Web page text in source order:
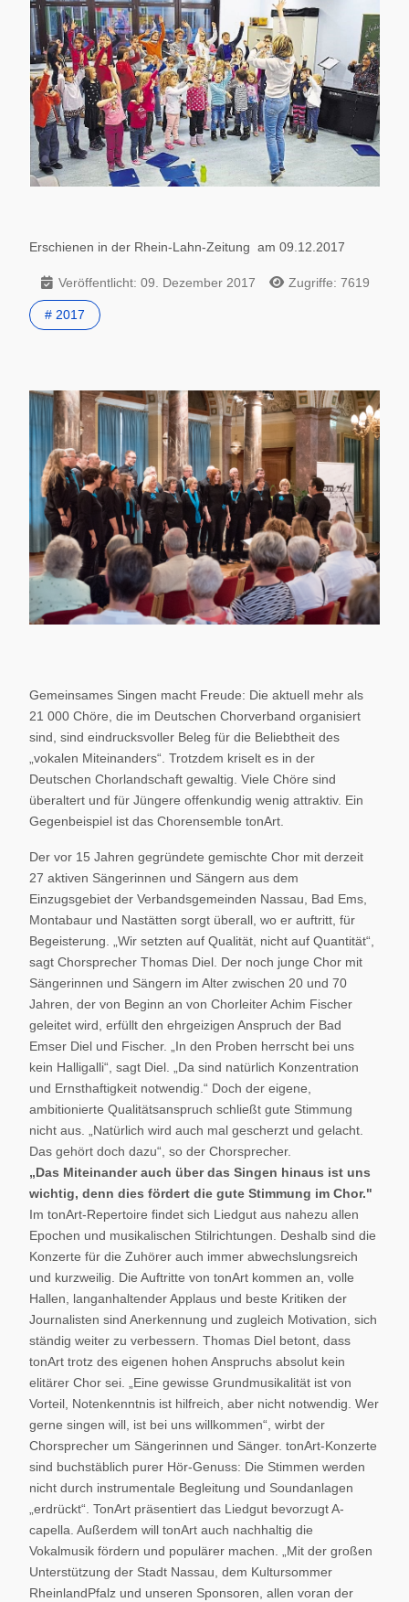
Erschienen in der Rhein-Lahn-Zeitung am 09.12.2017
Veröffentlicht: 09. Dezember 2017 Zugriffe: 7619
# 2017
Gemeinsames Singen macht Freude: Die aktuell mehr als
21 000 Chöre, die im Deutschen Chorverband organisiert
sind, sind eindrucksvoller Beleg für die Beliebtheit des
„vokalen Miteinanders“. Trotzdem kriselt es in der
Deutschen Chorlandschaft gewaltig. Viele Chöre sind
überaltert und für Jüngere offenkundig wenig attraktiv. Ein
Gegenbeispiel ist das Chorensemble tonArt.
Der vor 15 Jahren gegründete gemischte Chor mit derzeit
27 aktiven Sängerinnen und Sängern aus dem
Einzugsgebiet der Verbandsgemeinden Nassau, Bad Ems,
Montabaur und Nastätten sorgt überall, wo er auftritt, für
Begeisterung. „Wir setzten auf Qualität, nicht auf Quantität“,
sagt Chorsprecher Thomas Diel. Der noch junge Chor mit
Sängerinnen und Sängern im Alter zwischen 20 und 70
Jahren, der von Beginn an von Chorleiter Achim Fischer
geleitet wird, erfüllt den ehrgeizigen Anspruch der Bad
Emser Diel und Fischer. „In den Proben herrscht bei uns
kein Halligalli“, sagt Diel. „Da sind natürlich Konzentration
und Ernsthaftigkeit notwendig.“ Doch der eigene,
ambitionierte Qualitätsanspruch schließt gute Stimmung
nicht aus. „Natürlich wird auch mal gescherzt und gelacht.
Das gehört doch dazu“, so der Chorsprecher.
„Das Miteinander auch über das Singen hinaus ist uns
wichtig, denn dies fördert die gute Stimmung im Chor."
Im tonArt-Repertoire findet sich Liedgut aus nahezu allen
Epochen und musikalischen Stilrichtungen. Deshalb sind die
Konzerte für die Zuhörer auch immer abwechslungsreich
und kurzweilig. Die Auftritte von tonArt kommen an, volle
Hallen, langanhaltender Applaus und beste Kritiken der
Journalisten sind Anerkennung und zugleich Motivation, sich
ständig weiter zu verbessern. Thomas Diel betont, dass
tonArt trotz des eigenen hohen Anspruchs absolut kein
elitärer Chor sei. „Eine gewisse Grundmusikalität ist von
Vorteil, Notenkenntnis ist hilfreich, aber nicht notwendig. Wer
gerne singen will, ist bei uns willkommen“, wirbt der
Chorsprecher um Sängerinnen und Sänger. tonArt-Konzerte
sind buchstäblich purer Hör-Genuss: Die Stimmen werden
nicht durch instrumentale Begleitung und Soundanlagen
„erdrückt“. TonArt präsentiert das Liedgut bevorzugt A-
capella. Außerdem will tonArt auch nachhaltig die
Vokalmusik fördern und populärer machen. „Mit der großen
Unterstützung der Stadt Nassau, dem Kultursommer
RheinlandPfalz und unseren Sponsoren, allen voran der